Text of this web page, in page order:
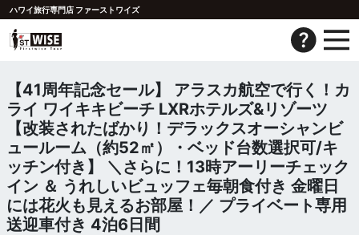
ハワイ旅行専門店 ファーストワイズ
【41周年記念セール】 アラスカ航空で行く！カ
ライ ワイキキビーチ LXRホテルズ&リゾーツ
【改装されたばかり！デラックスオーシャンビ
ュールーム（約52㎡）・ベッド台数選択可/キ
ッチン付き】 ＼さらに！13時アーリーチェック
イン ＆ うれしいビュッフェ毎朝食付き 金曜日
には花火も見えるお部屋！／ プライベート専用
送迎車付き 4泊6日間